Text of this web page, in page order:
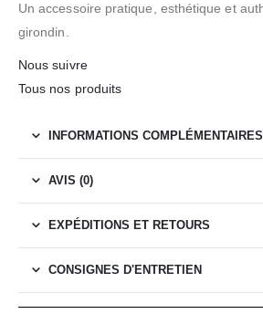
Un accessoire pratique, esthétique et
girondin.
Nous suivre
Tous nos produits
INFORMATIONS COMPLÉMENTAIRES
AVIS (0)
EXPÉDITIONS ET RETOURS
CONSIGNES D'ENTRETIEN